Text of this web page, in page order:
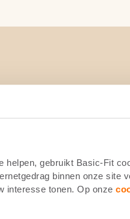
helpen, gebruikt Basic-Fit
binnen onze site
interesse tonen. Op onze